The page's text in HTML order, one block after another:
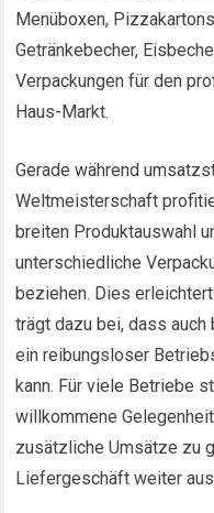
Menüboxen,
Getränkebecher,
Verpackungen für den
Haus-Markt.
Gerade während
Weltmeisterschaft
breiten Produktauswahl
unterschiedliche
beziehen. Dies
trägt dazu bei, dass
ein reibungsloser
kann. Für viele Betriebe
willkommene
zusätzliche Umsätze zu
Liefergeschäft weiter